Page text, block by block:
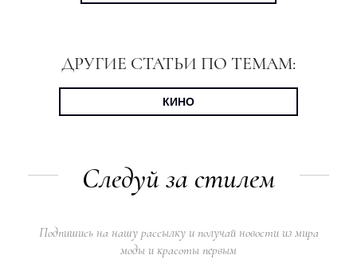
ДРУГИЕ СТАТЬИ ПО ТЕМАМ:
КИНО
Следуй за стилем
Подпишись на нашу рассылку и получай новости из мира
моды и красоты первым